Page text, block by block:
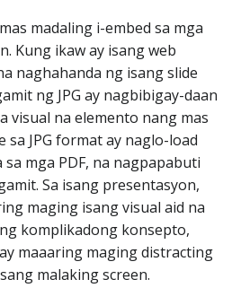
madaling i-embed sa mga
Kung ikaw ay isang web
naghahanda ng isang slide
ng JPG ay nagbibigay-daan
visual na elemento nang mas
sa JPG format ay naglo-load
mga PDF, na nagpapabuti
Sa isang presentasyon,
maging isang visual aid na
komplikadong konsepto,
maaaring maging distracting
malaking screen.